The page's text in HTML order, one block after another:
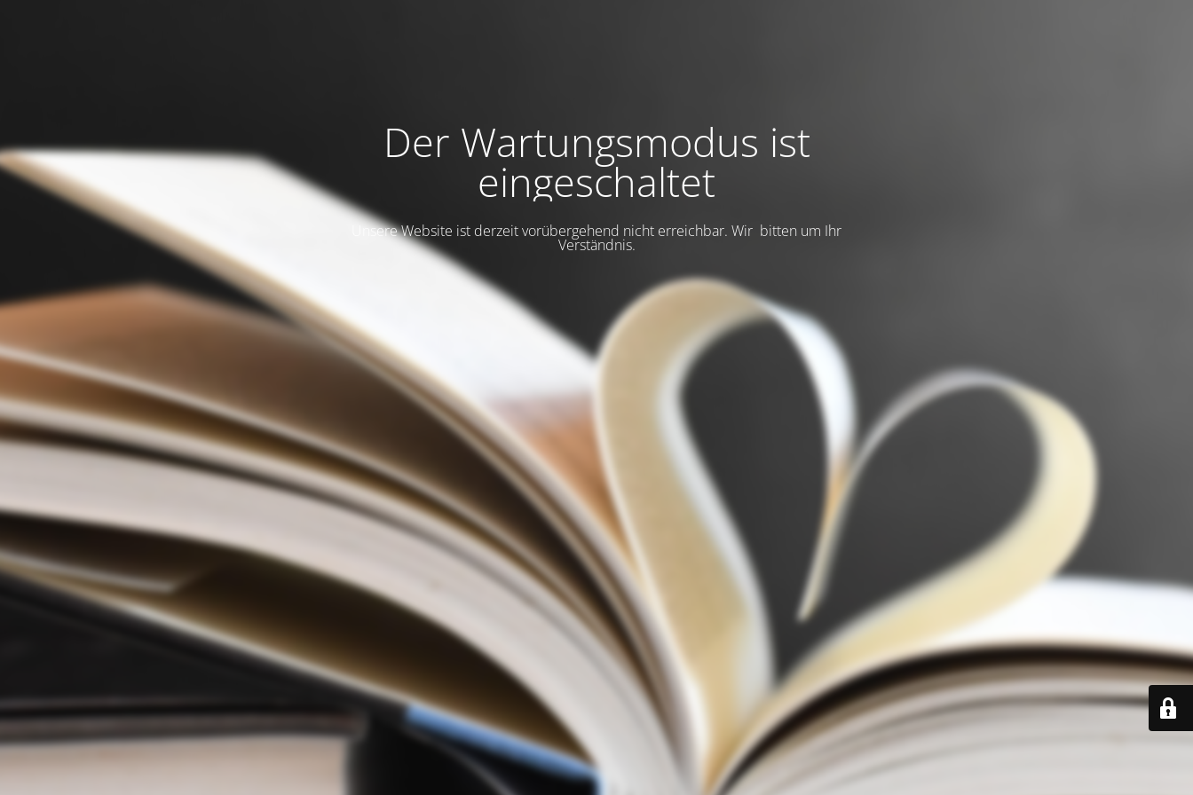
Der Wartungsmodus ist
eingeschaltet
Unsere Website ist derzeit vorübergehend nicht erreichbar. Wir bitten um Ihr
Verständnis.